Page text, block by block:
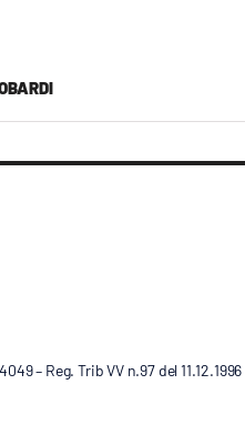
– Reg. Trib VV n.97 del 11.12.1996